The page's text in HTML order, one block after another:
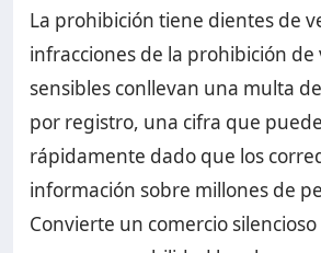
La prohibición tiene dientes de
infracciones de la prohibición
sensibles conllevan una multa
por registro, una cifra que
rápidamente dado que los
información sobre millones de
Convierte un comercio